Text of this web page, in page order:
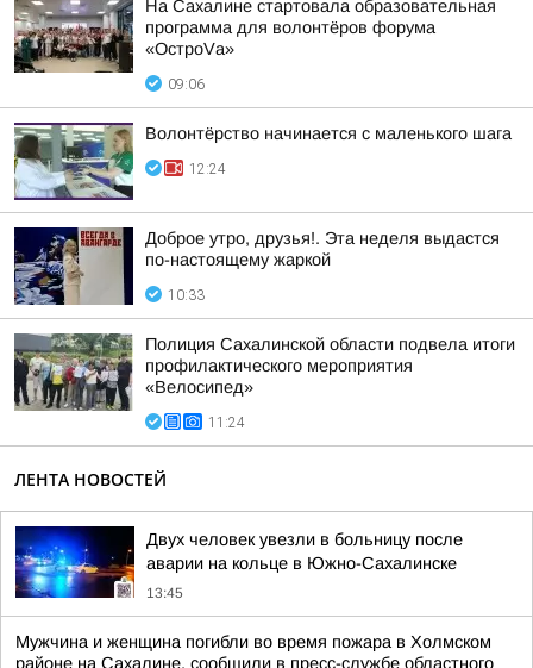
На Сахалине стартовала образовательная
программа для волонтёров форума
«ОстроVа»
09:06
Волонтёрство начинается с маленького шага
12:24
Доброе утро, друзья!. Эта неделя выдастся
по-настоящему жаркой
10:33
Полиция Сахалинской области подвела итоги
профилактического мероприятия
«Велосипед»
11:24
ЛЕНТА НОВОСТЕЙ
Двух человек увезли в больницу после
аварии на кольце в Южно-Сахалинске
13:45
Мужчина и женщина погибли во время пожара в Холмском
районе на Сахалине, сообщили в пресс-службе областного